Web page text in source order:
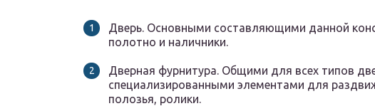
Дверь. Основными составляющими данной
полотно и наличники.
Дверная фурнитура. Общими для всех типов
специализированными элементами для
полозья, ролики.